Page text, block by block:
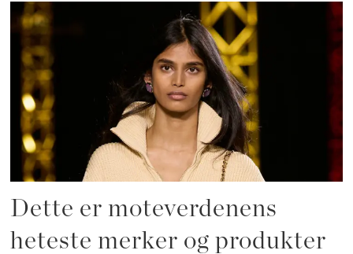
Dette er moteverdenens
heteste merker og produkter